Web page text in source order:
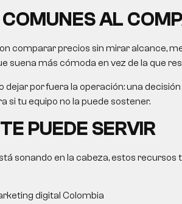
COMUNES AL
comparar precios sin mirar alcance,
suena más cómoda en vez de la que
dejar por fuera la operación: una
si tu equipo no la puede sostener.
PUEDE SERVIR
sonando en la cabeza, estos recursos
digital Colombia